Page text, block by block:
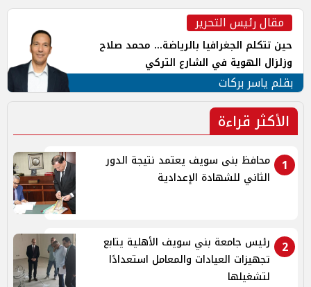
مقال رئيس التحرير
حين تتكلم الجغرافيا بالرياضة... محمد صلاح
وزلزال الهوية في الشارع التركي
بقلم ياسر بركات
الأكثر قراءة
1
محافظ بنى سويف يعتمد نتيجة الدور
الثاني للشهادة الإعدادية
2
رئيس جامعة بني سويف الأهلية يتابع
تجهيزات العيادات والمعامل استعدادًا
لتشغيلها